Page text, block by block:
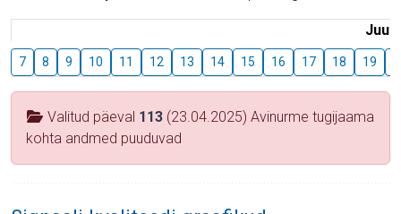
Juuli
7 8 9 10 11 12 13 14 15 16 17 18 19
Valitud päeval 113 (23.04.2025) Avinurme tugijaama
kohta andmed puuduvad